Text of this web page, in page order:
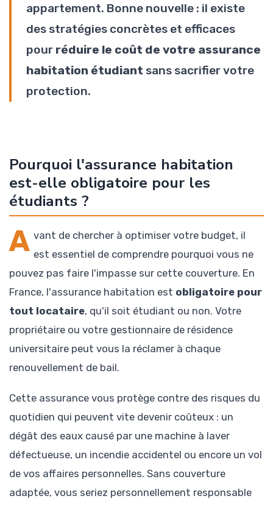
appartement. Bonne nouvelle : il existe
des stratégies concrètes et efficaces
pour réduire le coût de votre assurance
habitation étudiant sans sacrifier votre
protection.
Pourquoi l'assurance habitation
est-elle obligatoire pour les
étudiants ?
A vant de chercher à optimiser votre budget, il
est essentiel de comprendre pourquoi vous ne
pouvez pas faire l'impasse sur cette couverture. En
France, l'assurance habitation est obligatoire pour
tout locataire, qu'il soit étudiant ou non. Votre
propriétaire ou votre gestionnaire de résidence
universitaire peut vous la réclamer à chaque
renouvellement de bail.
Cette assurance vous protège contre des risques du
quotidien qui peuvent vite devenir coûteux : un
dégât des eaux causé par une machine à laver
défectueuse, un incendie accidentel ou encore un vol
de vos affaires personnelles. Sans couverture
adaptée, vous seriez personnellement responsable